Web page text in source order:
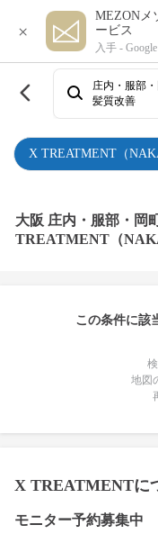
×
MEZONメ
ービス
入手 -
X TREATMENT（
庄内・服部
髪質改善
大阪 庄内・服部・岡
TREATMENT（
この条件に該
地図
X TREATMENTに
モニター予約募集中